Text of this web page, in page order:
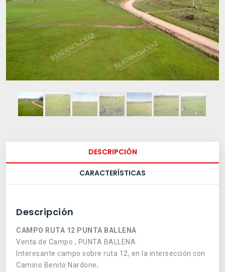
DESCRIPCIÓN
CARACTERÍSTICAS
Descripción
CAMPO RUTA 12 PUNTA BALLENA
Venta de Campo , PUNTA BALLENA.
Interesante campo sobre ruta 12, en la intersección con
Camino Benito Nardone,